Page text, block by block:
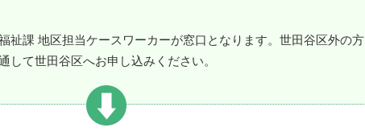
祉課 地区担当ケースワーカーが窓口となります。世田谷区外の方
して世田谷区へお申し込みください。